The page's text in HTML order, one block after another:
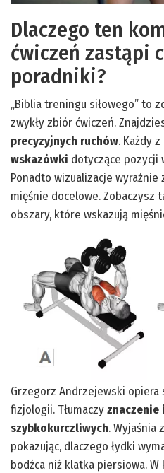
Dlaczego ten
ćwiczeń zastąpi
poradniki?
„Biblia treningu siłowego” to
zwykły zbiór ćwiczeń.
precyzyjnych ruchów. Każdy
wskazówki dotyczące pozycji
Ponadto wizualizacje wyraźnie
mięśnie docelowe. Zobaczysz
obszary, które wskazują
Grzegorz Andrzejewski
fizjologii. Tłumaczyznaczenie
szybkokurczliwych. Wyjaśnia
pokazując, dlaczego łydki
bodźca niż klatka piersiowa. W